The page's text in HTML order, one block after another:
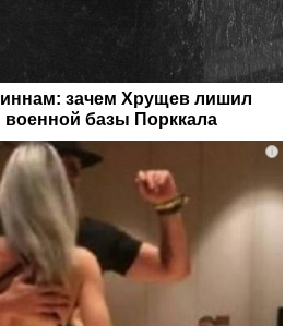
зачем Хрущев лишил
военной базы Порккала
i